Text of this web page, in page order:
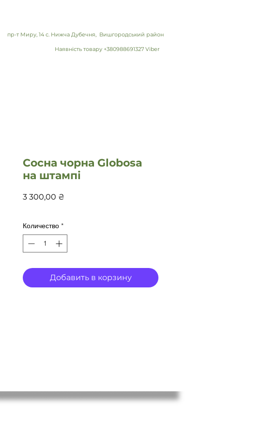
пр-т Миру, 14 с. Нижча Дубечня, Вишгородський район
Наявність товару +380988691327 Viber
Сосна чорна Globosa
на штампі
3 300,00 ₴
Количество *
Добавить в корзину